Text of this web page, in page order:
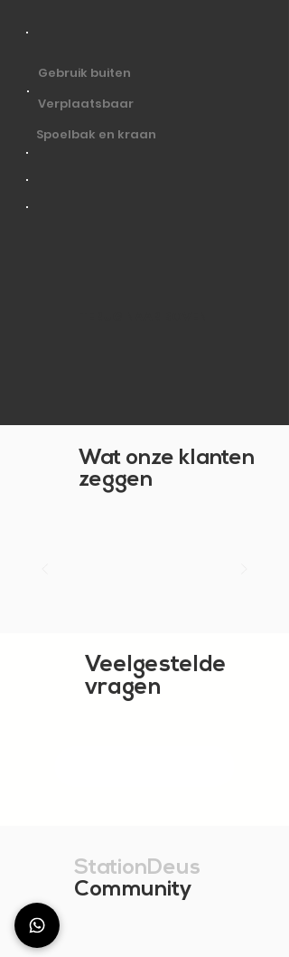
Gebruik buiten
Verplaatsbaar
Spoelbak en kraan
Wat onze klanten
zeggen
Veelgestelde
vragen
StationDeus
Community